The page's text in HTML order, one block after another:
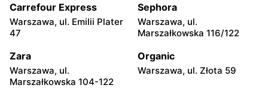
Kazimierza Wielka, ul.
Kolejowa 15
Kamień, ul. Błonie 23
Górki, ul. Górki 71
Gumniska, ul. Gumniska
157C
Carrefour Express
Warszawa, ul. Emilii Plater
47
Sephora
Warszawa, ul.
Marszałkowska 116/122
Zara
Warszawa, ul.
Marszałkowska 104-122
Organic
Warszawa, ul. Złota 59